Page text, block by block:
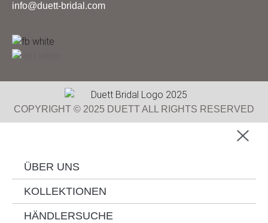
info@duett-bridal.com
COPYRIGHT © 2025 DUETT ALL RIGHTS RESERVED
ÜBER UNS
KOLLEKTIONEN
HÄNDLERSUCHE